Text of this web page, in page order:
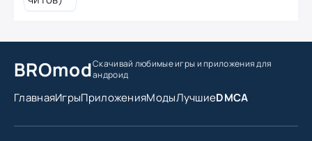
BROmodСкачивай любимые игрыи приложения для
андроид
ГлавнаяИгрыПриложенияМодыЛучшиеDMCA